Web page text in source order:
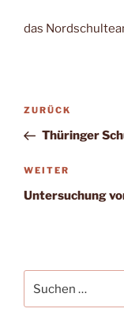
das
Vorheriger
Beitrag
ZURÜCK
Thüringer
Nächster
Beitrag
WEITER
Untersuchung
nach: